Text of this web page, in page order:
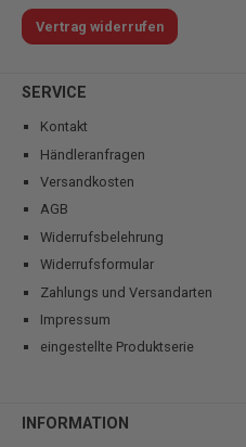
Vertrag widerrufen
SERVICE
Kontakt
Händleranfragen
Versandkosten
AGB
Widerrufsbelehrung
Widerrufsformular
Zahlungs und Versandarten
Impressum
eingestellte Produktserie
INFORMATION